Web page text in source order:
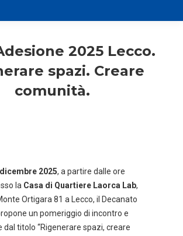
2025 Lecco.
spazi. Creare
comunità.
2025, a partire dalle ore
la Casa di Quartiere Laorca Lab,
Ortigara 81 a Lecco, il Decanato
un pomeriggio di incontro e
dal titolo “Rigenerare spazi, creare